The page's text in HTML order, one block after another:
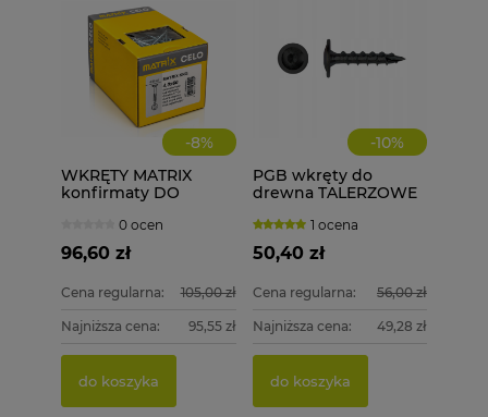
-8%
WKRĘTY MATRIX
konfirmaty DO
szt. 4x600 ocen
96,60 zł
Cena regularna: 105,00 zł
Najniższa cena: 95,55 zł
do koszyka
-10%
PGB wkręty do
drewna TALERZOWE
szt. + BIT1 ocena
50,40 zł
Cena regularna: 56,00 zł
Najniższa cena: 49,28 zł
do koszyka